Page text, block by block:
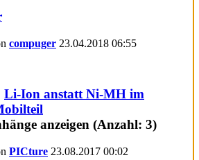
compuger 23.04.2018 06:55
Li-Ion anstatt Ni-MH im
PICture 23.08.2017 00:02